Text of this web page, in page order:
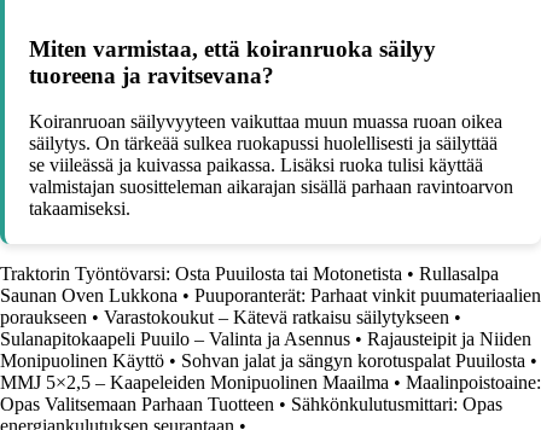
Miten varmistaa, että koiranruoka säilyy
tuoreena ja ravitsevana?
Koiranruoan säilyvyyteen vaikuttaa muun muassa ruoan oikea
säilytys. On tärkeää sulkea ruokapussi huolellisesti ja säilyttää
se viileässä ja kuivassa paikassa. Lisäksi ruoka tulisi käyttää
valmistajan suositteleman aikarajan sisällä parhaan ravintoarvon
takaamiseksi.
Traktorin Työntövarsi: Osta Puuilosta tai Motonetista • Rullasalpa
Saunan Oven Lukkona • Puuporanterät: Parhaat vinkit puumateriaalien
poraukseen • Varastokoukut – Kätevä ratkaisu säilytykseen •
Sulanapitokaapeli Puuilo – Valinta ja Asennus • Rajausteipit ja Niiden
Monipuolinen Käyttö • Sohvan jalat ja sängyn korotuspalat Puuilosta •
MMJ 5×2,5 – Kaapeleiden Monipuolinen Maailma • Maalinpoistoaine:
Opas Valitsemaan Parhaan Tuotteen • Sähkönkulutusmittari: Opas